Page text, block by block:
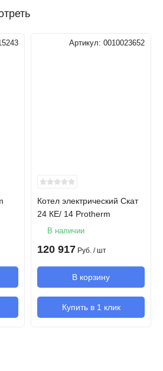
могут работать от сети напряжением
99.5 %
соединения
да
настенный
Артикул: 0010023652
Котел электрический Скат
24 КE/ 14 Protherm
В наличии
120 917 Руб. / шт
В корзину
Купить в 1 клик